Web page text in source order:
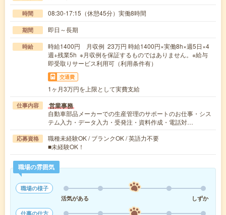
時間 08:30-17:15（休憩45分）実働8時間
期間 即日～長期
時給
時給1400円 月収例 23万円 時給1400円×実働8h×週5日×4
週+残業5h ※月収例を保証するものではありません。※給与
即受取りサービス利用可（利用条件有）
交通費
1ヶ月3万円を上限として実費支給
仕事内容 営業事務
自動車部品メーカーでの生産管理のサポートのお仕事・シス
テム入力・データ入力・受発注・資料作成・電話対…
応募資格
職種未経験OK / ブランクOK / 英語力不要
■未経験OK！
職場の雰囲気
職場の様子
活気がある
しずか
仕事の仕方